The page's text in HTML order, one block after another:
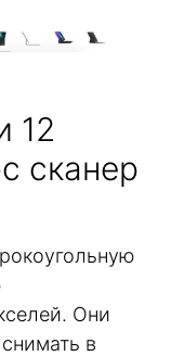
12
сканер
Они
в